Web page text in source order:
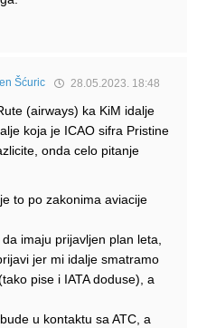
Šćuric 28.05.2023. 18:48
(airways) ka KiM idalje
koja je ICAO sifra Pristine
onda celo pitanje
to po zakonima aviacije
imaju prijavljen plan leta,
jer mi idalje smatramo
pise i IATA doduse), a
u kontaktu sa ATC, a